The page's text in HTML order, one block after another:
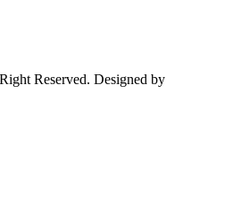
Reserved. Designed by